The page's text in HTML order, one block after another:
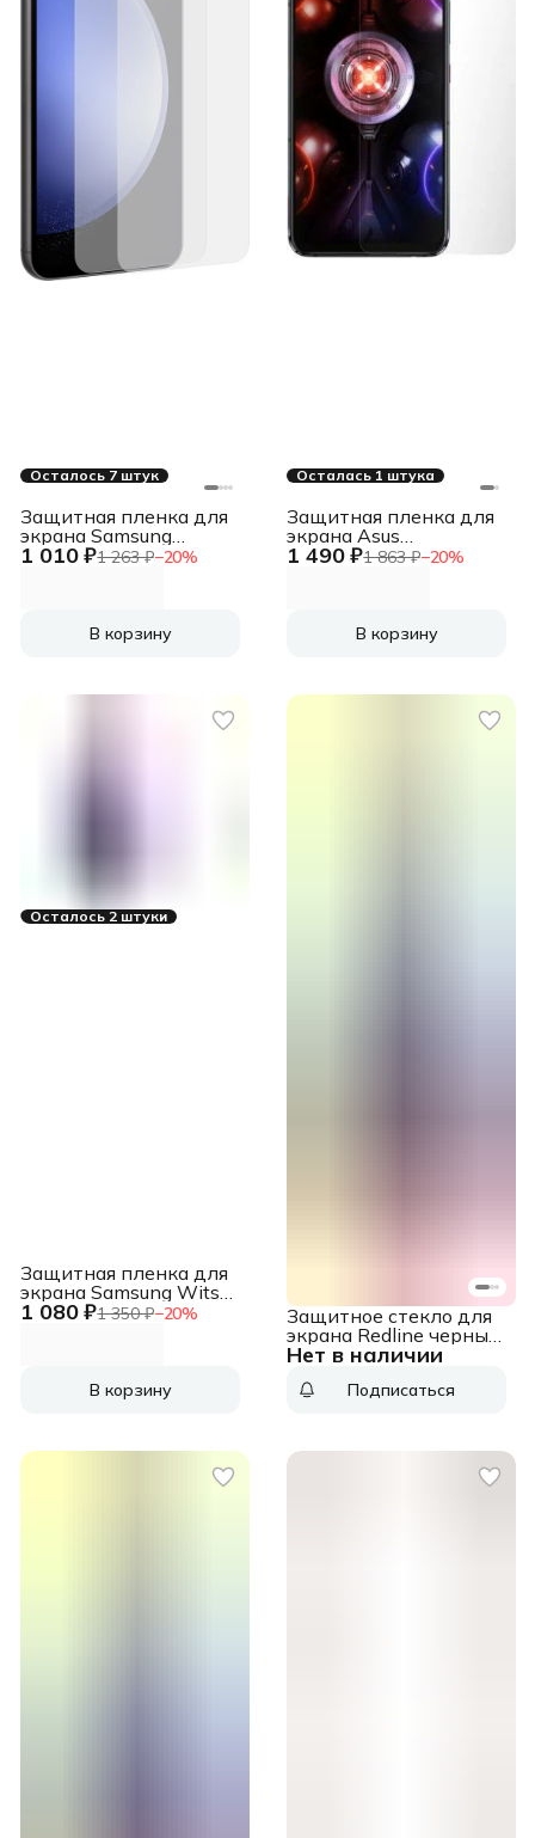
Осталось 7 штук
1 010 ₽1 263 ₽−20%
Защитная пленка для
экрана Samsung
прозрачный для
В корзину
Осталась 1 штука
1 490 ₽1 863 ₽−20%
Защитная пленка для
экрана Asus
ZS673KSSC для Asus
В корзину
Осталось 2 штуки
1 080 ₽1 350 ₽−20%
Защитная пленка для
экрана Samsung Wits
Flexible Healing для
В корзину
Нет в наличии
Защитное стекло для
экрана Redline черный
для Realme 12 4G 2.5D
Подписаться